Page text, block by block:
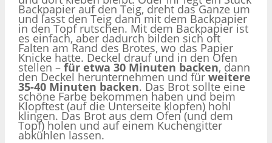
Backpapier auf den Teig, dreht das Ganze um
und lasst den Teig dann mit dem Backpapier
in den Topf rutschen. Mit dem Backpapier ist
es einfach, aber dadurch bilden sich oft
Falten am Rand des Brotes, wo das Papier
Knicke hatte. Deckel drauf und in den Ofen
stellen – für etwa 30 Minuten backen, dann
den Deckel herunternehmen und für weitere
35-40 Minuten backen. Das Brot sollte eine
schöne Farbe bekommen haben und beim
Klopftest (auf die Unterseite klopfen) hohl
klingen. Das Brot aus dem Ofen (und dem
Topf) holen und auf einem Kuchengitter
abkühlen lassen.